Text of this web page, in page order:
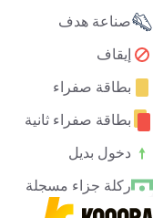
صناعة هدف
إيقاف
بطاقة صفراء
بطاقة صفراء ثانية
دخول بديل
ركلة جزاء مسجلة